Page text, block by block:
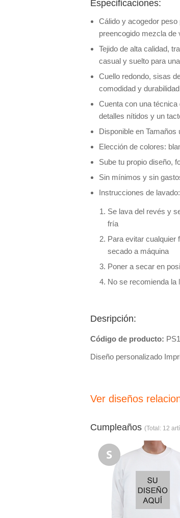
Especificaciones:
Cálido y acogedor
preencogido mezcla de
Tejido de alta calidad,
casual y suelto para
Cuello redondo, sisas
comodidad y durabilidad
Cuenta con una
detalles nítidos y un
Disponible en Tamaños
Elección de colores:
Sube tu propio diseño,
Sin mínimos y sin
Instrucciones de lavado:
Se lava del revés y
fría
Para evitar cualquier
secado a máquina
Poner a secar en
No se recomienda la
Desripción:
Código de producto:
Diseño personalizado
Ver diseños
Cumpleaños (Total: 12